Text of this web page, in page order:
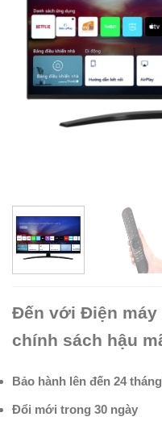
Đến với Điện
chính sách hậu
Bảo hành lên đến 24
Đổi mới trong 30 ngày